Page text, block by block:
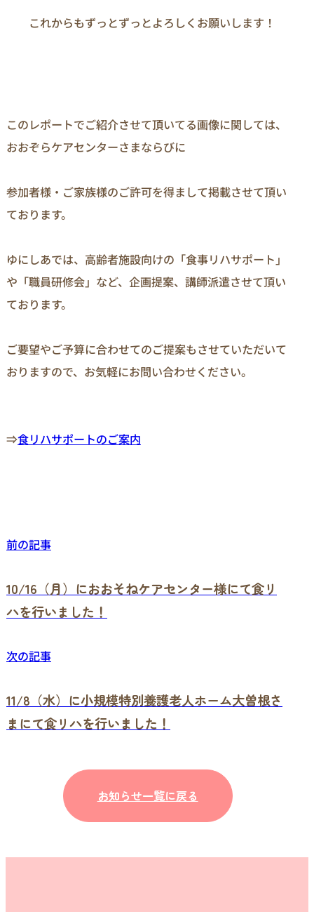
これからもずっとずっとよろしくお願いします！
このレポートでご紹介させて頂いてる画像に関しては、
おおぞらケアセンターさまならびに
参加者様・ご家族様のご許可を得まして掲載させて頂い
ております。
ゆにしあでは、高齢者施設向けの「食事リハサポート」
や「職員研修会」など、企画提案、講師派遣させて頂い
ております。
ご要望やご予算に合わせてのご提案もさせていただいて
おりますので、お気軽にお問い合わせください。
⇒食リハサポートのご案内
前の記事
10/16（月）におおそねケアセンター様にて食リ
ハを行いました！
次の記事
11/8（水）に小規模特別養護老人ホーム大曽根さ
まにて食リハを行いました！
お知らせ一覧に戻る